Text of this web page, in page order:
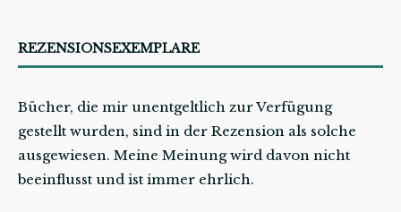
REZENSIONSEXEMPLARE
Bücher, die mir unentgeltlich zur Verfügung
gestellt wurden, sind in der Rezension als solche
ausgewiesen. Meine Meinung wird davon nicht
beeinflusst und ist immer ehrlich.